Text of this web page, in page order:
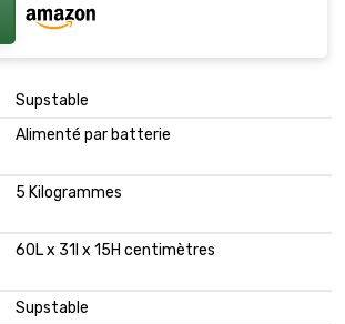
Supstable
Alimenté par batterie
5 Kilogrammes
60L x 31l x 15H centimètres
Supstable